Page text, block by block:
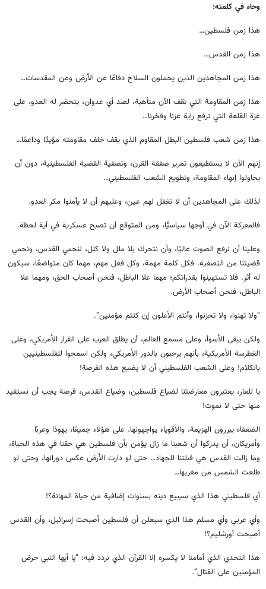
وحاء في كلمته:
هذا زمن فلسطين…
هذا زمن القدس…
هذا زمن المجاهدين الذين يحملون السلاح دفاعًا عن الأرض وعن المقدسات…
هذا زمن المقاومة التي تقف الآن متأهبة، لصد أي عدوان، يتحضر له العدو، على
غزة القلعة التي ترفع راية عزنا وفخرنا…
هذا زمن شعب فلسطين البطل المقاوم الذي يقف خلف مقاومته مؤيدًا وداعمًا…
إنهم الآن لا يستطيعون تمرير صفقة القرن، وتصفية القضية الفلسطينية، دون أن
يحاولوا إنهاء المقاومة، وتطويع الشعب الفلسطيني…
لذلك على المجاهدين أن لا تغفل لهم عين، وعليهم أن لا يأمنوا مكر العدو.
فالمعركة الآن في أوجها سياسيًّا، ومن المتوقع أن تصبح عسكرية في أية لحظة.
وعلينا أن نرفع الصوت عاليًا، وأن نتحرك بلا ملل ولا كلل، لنحمي القدس، ونحمي
قضيتنا من التصفية. فكل كلمة مهمة، وكل فعل مهم، مهما كان متواضعًا، سيكون
له أثر. فلا تستهينوا بقدراتكم؛ مهما علا الباطل، فنحن أصحاب الحق، ومهما علا
الباطل، فنحن أصحاب الأرض.
“ولا تهنوا، ولا تحزنوا، وأنتم الأعلون إن كنتم مؤمنين”.
ولكن يبقى الأسوأ، وعلى مسمع العالم، أن يطلق العرب على القرار الأمريكي، وعلى
الغطرسة الأمريكية، بأنهم يرحبون بالدور الأمريكي، ولكن اسمحوا للفلسطينيين
بالكلام! وعلى الشعب الفلسطيني أن لا يضيع هذه الفرصة!
يا للعار، يعتبرون معارضتنا لضياع فلسطين، وضياع القدس، فرصة يجب أن نستفيد
منها حتى لا نموت!
الضعفاء يبررون الهزيمة، والأقوياء يواجهونها. على هؤلاء جميعًا، يهودًا وعربًا
وأمريكان، أن يدركوا أن شعبنا ما زال يؤمن بأن فلسطين هي حقنا في هذه الحياة،
وما زالت القدس هي قبلتنا للجهاد… حتى لو دارت الأرض عكس دورانها، وحتى لو
طلعت الشمس من مغربها…
أي فلسطيني هذا الذي سيبيع دينه بسنوات إضافية من حياة المهانة؟!
وأي عربي وأي مسلم هذا الذي سيعلن أن فلسطين أصبحت إسرائيل، وأن القدس
أصبحت أورشليم؟!
هذا التحدي الذي أمامنا لا يكسره إلا القرآن الذي نردد فيه: “يا أيها النبي حرض
المؤمنين على القتال”.